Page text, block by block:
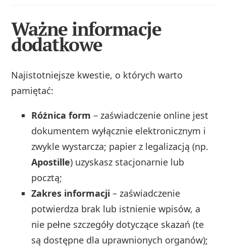
Ważne informacje
dodatkowe
Najistotniejsze kwestie, o których warto
pamiętać:
Różnica form – zaświadczenie online jest
dokumentem wyłącznie elektronicznym i
zwykle wystarcza; papier z legalizacją (np.
Apostille) uzyskasz stacjonarnie lub
pocztą;
Zakres informacji – zaświadczenie
potwierdza brak lub istnienie wpisów, a
nie pełne szczegóły dotyczące skazań (te
są dostępne dla uprawnionych organów);